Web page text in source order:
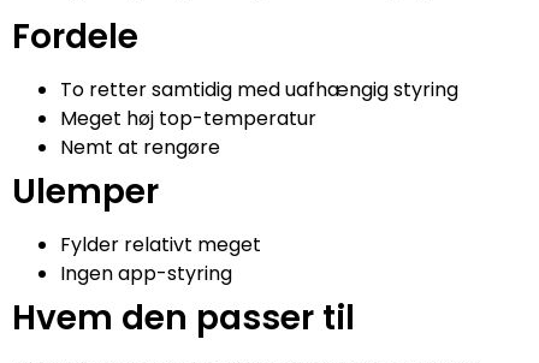
Fordele
To retter samtidig med uafhængig styring
Meget høj top-temperatur
Nemt at rengøre
Ulemper
Fylder relativt meget
Ingen app-styring
Hvem den passer til